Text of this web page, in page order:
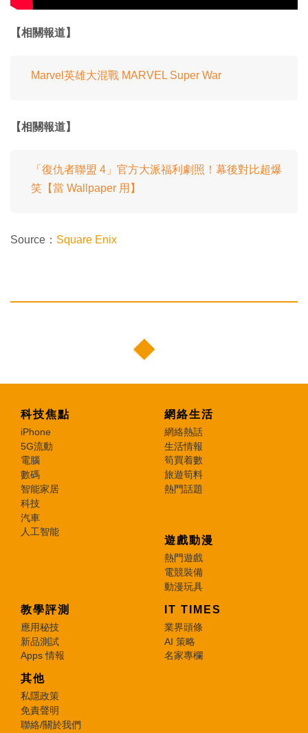
【相關報道】
Marvel英雄大混戰 MARVEL Super War
【相關報道】
「復仇者聯盟 4」官方大派福利劇照！幕後對比超爆
笑【當 Wallpaper 用】
Source： Square Enix
科技焦點
iPhone
5G流動
電腦
數碼
智能家居
科技
汽車
人工智能
網絡生活
網絡熱話
生活情報
筍買着數
旅遊筍料
熱門話題
遊戲動漫
熱門遊戲
電競裝備
動漫玩具
教學評測
應用秘技
新品測試
Apps 情報
IT TIMES
業界頭條
AI 策略
名家專欄
其他
私隱政策
免責聲明
聯絡/關於我們